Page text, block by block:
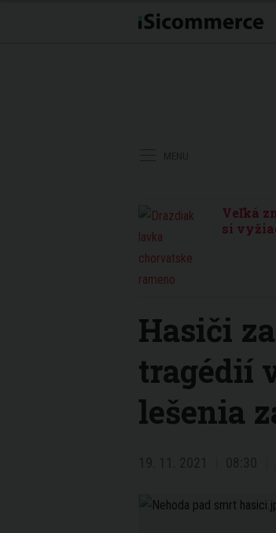
Veľká
si
Hasiči
tragédií
lešenia